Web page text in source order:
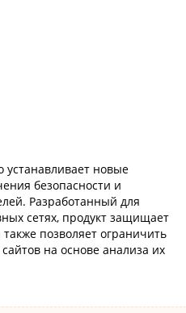
устанавливает новые
безопасности и
Разработанный для
сетях, продукт защищает
позволяет ограничить
на основе анализа их